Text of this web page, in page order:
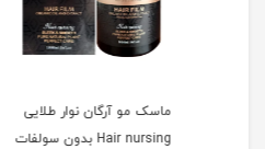
ماسک مو آرگان نوار طلایی
Hair nursing بدون سولفات